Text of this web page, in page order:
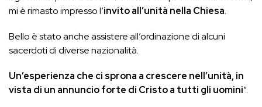
mi è rimasto impresso l’invito all’unità nella Chiesa.
Bello è stato anche assistere all’ordinazione di alcuni
sacerdoti di diverse nazionalità.
Un’esperienza che ci sprona a crescere nell’unità, in
vista di un annuncio forte di Cristo a tutti gli uomini“.